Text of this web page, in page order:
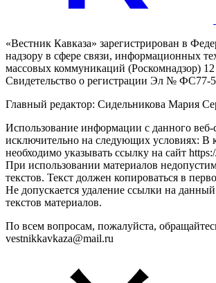
«Вестник Кавказа» зарегистрирован в
надзору в сфере связи, информационных
массовых коммуникаций (Роскомнадзор) 12
Свидетельство о регистрации Эл № ФС77-
Главный редактор: Сидельникова Мария
Использование информации с данного веб-
исключительно на следующих условиях: В
необходимо указывать ссылку на сайт
При использовании материалов
текстов. Текст должен копироваться в
Не допускается удаление ссылки на данный
текстов материалов.
По всем вопросам, пожалуйста,
vestnikkavkaza@mail.ru